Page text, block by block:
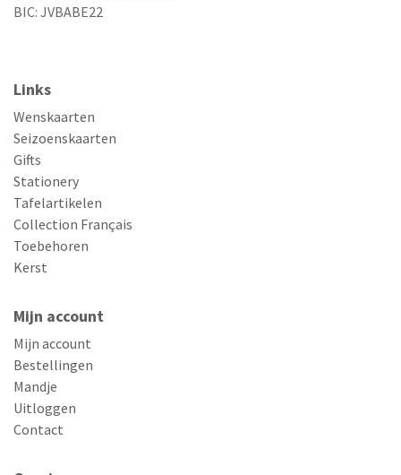
BIC: JVBABE22
Links
Wenskaarten
Seizoenskaarten
Gifts
Stationery
Tafelartikelen
Collection Français
Toebehoren
Kerst
Mijn account
Mijn account
Bestellingen
Mandje
Uitloggen
Contact